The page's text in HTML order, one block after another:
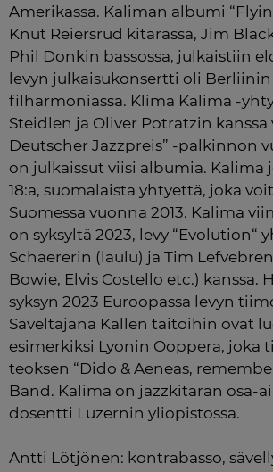
Amerikassa. Kaliman albumi
Knut Reiersrud kitarassa, Jim
Phil Donkin bassossa, julkaistiin
levyn julkaisukonsertti oli Berliinin
filharmoniassa. Klima Kalima -
Steidlen ja Oliver Potratzin kanssa
Deutscher Jazzpreis” -palkinnon
on julkaissut viisi albumia. Kalima
18:a, suomalaista yhtyettä, joka
Suomessa vuonna 2013. Kalima
on syksyltä 2023, levy “Evolution“
Schaererin (laulu) ja Tim
Bowie, Elvis Costello etc.) kanssa.
syksyn 2023 Euroopassa levyn
Säveltäjänä Kallen taitoihin ovat
esimerkiksi Lyonin Ooppera, joka
teoksen “Dido & Aeneas,
Band. Kalima on jazzkitaran osa-
dosentti Luzernin yliopistossa.
Antti Lötjönen: kontrabasso,